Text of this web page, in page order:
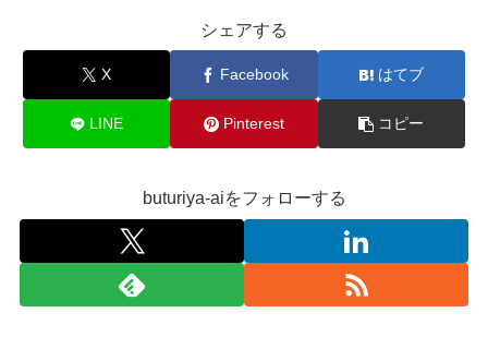
シェアする
X Facebook はてブ
LINE Pinterest コピー
buturiya-aiをフォローする